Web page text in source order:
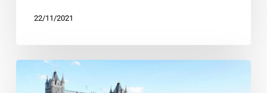
22/11/2021